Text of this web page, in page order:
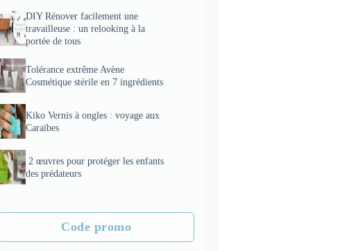
DIY Rénover facilement une
travailleuse : un relooking à la
portée de tous
Tolérance extrême Avène
Cosmétique stérile en 7 ingrédients
Kiko Vernis à ongles : voyage aux
Caraïbes
2 œuvres pour protéger les enfants
des prédateurs
Code promo